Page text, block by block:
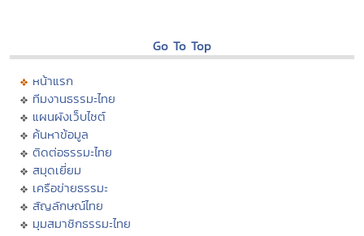
Go To Top
หน้าแรก
ทีมงานธรรมะไทย
แผนผังเว็บไซต์
ค้นหาข้อมูล
ติดต่อธรรมะไทย
สมุดเยี่ยม
เครือข่ายธรรมะ
สัญลักษณ์ไทย
มุมสมาชิกธรรมะไทย